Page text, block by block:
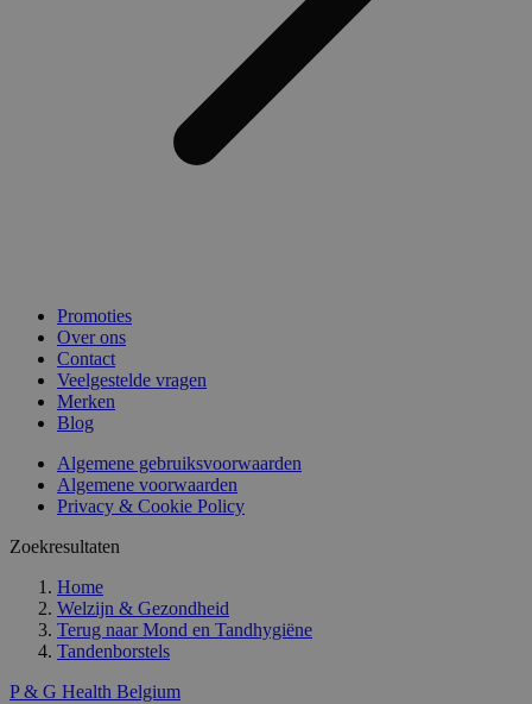
Promoties
Over ons
Contact
Veelgestelde vragen
Merken
Blog
Algemene gebruiksvoorwaarden
Algemene voorwaarden
Privacy & Cookie Policy
Zoekresultaten
Home
Welzijn & Gezondheid
Terug naar Mond en Tandhygiëne
Tandenborstels
P & G Health Belgium